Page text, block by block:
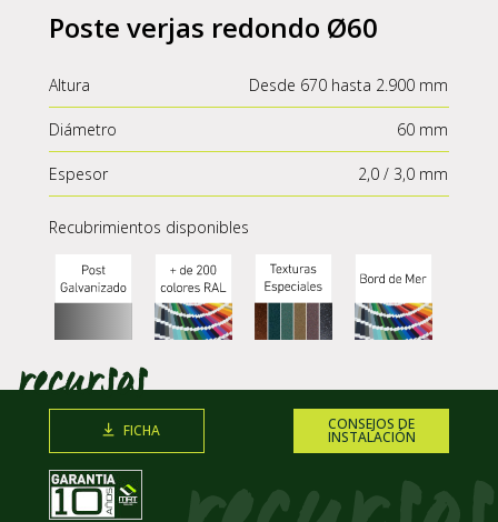
Poste verjas redondo Ø60
Altura Desde 670 hasta 2.900 mm
Diámetro 60 mm
Espesor 2,0 / 3,0 mm
Recubrimientos disponibles
FICHA CONSEJOS DE
INSTALACIÓN